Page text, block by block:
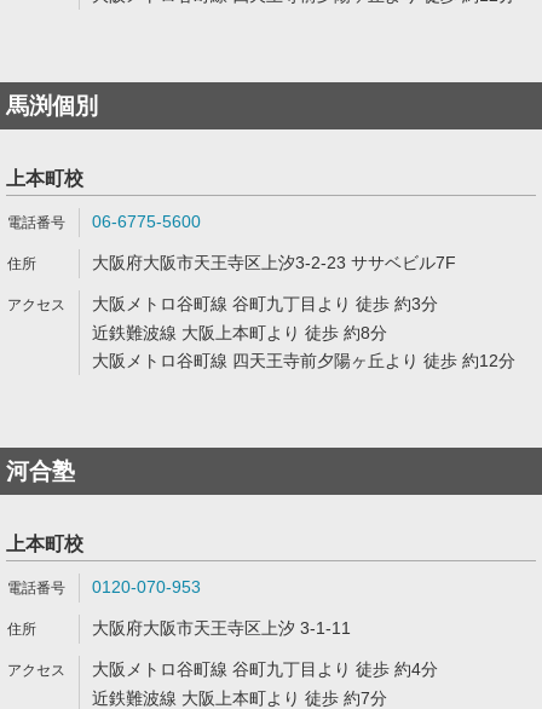
馬渕個別
上本町校
06-6775-5600
大阪府大阪市天王寺区上汐3-2-23 ササベビル7F
大阪メトロ谷町線 谷町九丁目より 徒歩 約3分
近鉄難波線 大阪上本町より 徒歩 約8分
大阪メトロ谷町線 四天王寺前夕陽ヶ丘より 徒歩 約12分
河合塾
上本町校
0120-070-953
大阪府大阪市天王寺区上汐 3-1-11
大阪メトロ谷町線 谷町九丁目より 徒歩 約4分
近鉄難波線 大阪上本町より 徒歩 約7分